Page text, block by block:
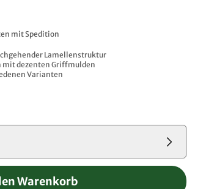
mit Spedition
Lamellenstruktur
mit dezenten Griffmulden
Varianten
Warenkorb